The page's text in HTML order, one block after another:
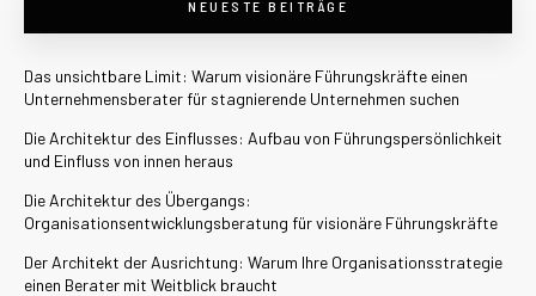
NEUESTE BEITRÄGE
Das unsichtbare Limit: Warum visionäre Führungskräfte einen
Unternehmensberater für stagnierende Unternehmen suchen
Die Architektur des Einflusses: Aufbau von Führungspersönlichkeit
und Einfluss von innen heraus
Die Architektur des Übergangs:
Organisationsentwicklungsberatung für visionäre Führungskräfte
Der Architekt der Ausrichtung: Warum Ihre Organisationsstrategie
einen Berater mit Weitblick braucht